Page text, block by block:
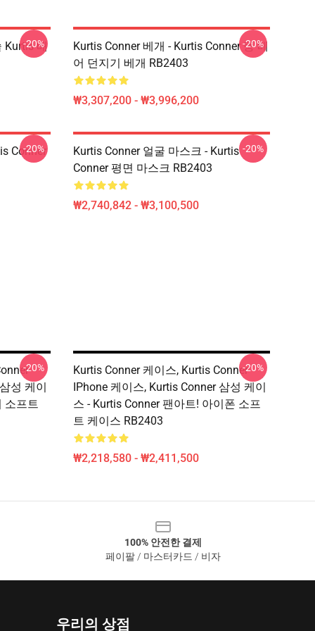
Kurtis 배
-20%
Kurtis Conner 베개 - Kurtis Conner 뚱 베
어 던지기 베개 RB2403
₩3,307,200 - ₩3,996,200
-20%
Conner
-20%
Kurtis Conner 얼굴 마스크 - Kurtis
Conner 평면 마스크 RB2403
₩2,740,842 - ₩3,100,500
-20%
성 케이
소프트
-20%
Kurtis Conner 케이스, Kurtis Conner
IPhone 케이스, Kurtis Conner 삼성 케이
스 - Kurtis Conner 팬아트! 아이폰 소프
트 케이스 RB2403
₩2,218,580 - ₩2,411,500
-20%
100% 안전한 결제
페이팔 / 마스터카드 / 비자
우리의 상점